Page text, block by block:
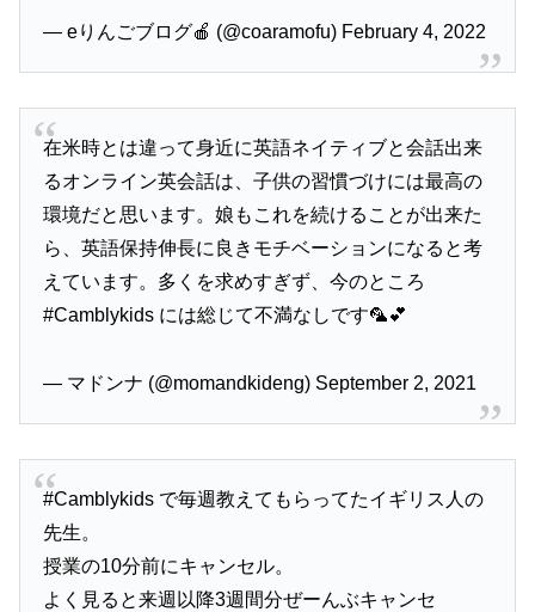
— eりんごブログ🍎 (@coaramofu) February 4, 2022
在米時とは違って身近に英語ネイティブと会話出来
るオンライン英会話は、子供の習慣づけには最高の
環境だと思います。娘もこれを続けることが出来た
ら、英語保持伸長に良きモチベーションになると考
えています。多くを求めすぎず、今のところ
#Camblykids には総じて不満なしです🦜💕
— マドンナ (@momandkideng) September 2, 2021
#Camblykids で毎週教えてもらってたイギリス人の
先生。
授業の10分前にキャンセル。
よく見ると来週以降3週間分ぜーんぶキャンセ